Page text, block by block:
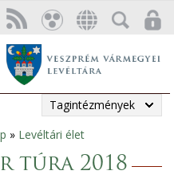
Tagintézmények
» Levéltári élet
túra 2018